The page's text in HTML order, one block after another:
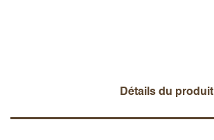
Détails du produit